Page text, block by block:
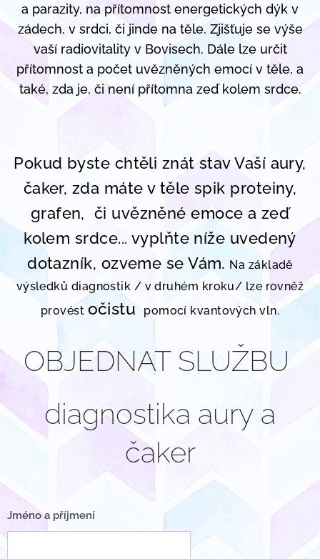
a parazity, na přítomnost energetických dýk v
zádech, v srdci, či jinde na těle. Zjišťuje se výše
vaší radiovitality v Bovisech. Dále lze určit
přítomnost a počet uvězněných emocí v těle, a
také, zda je, či není přítomna zeď kolem srdce.
Pokud byste chtěli znát stav Vaší aury,
čaker, zda máte v těle spik proteiny,
grafen, či uvězněné emoce a zeď
kolem srdce... vyplňte níže uvedený
dotazník, ozveme se Vám. Na základě
výsledků diagnostik / v druhém kroku/ lze rovněž
provést očistupomocí kvantových vln.
OBJEDNAT SLUŽBU
diagnostika aury a
čaker
Jméno a příjmení